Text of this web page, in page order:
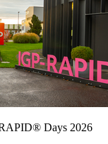
Days 2026